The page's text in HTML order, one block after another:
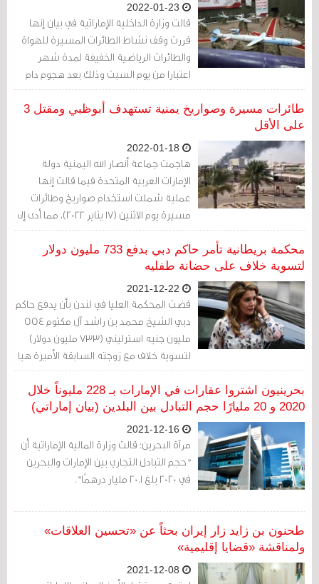
قالت وزارة الداخلية الإماراتية في بيان إنها
قررت وقف نشاط الطائرات المسيرة للهواة
والطائرات الرياضية الخفيفة لمدة شهر
اعتبارا من يوم السبت وذلك بعد هجوم دام
لحركة الحوثي اليمنية على البلاد الأسبوع
الماضي.
طائرات مسيرة وصواريخ يمنية تستهدف أبوظبي ومقتل 3
على الأقل
هاجمت جماعة أنصار الله اليمنية دولة
الإمارات العربية المتحدة فيما قالت إنها
عملية شملت استخدام صواريخ وطائرات
مسيرة يوم الاثنين (17 يناير 2022)، مما أدى إلى
انفجار ثلاث شاحنات لنقل الوقود وأسفر عن
مقتل ثلاثة أشخاص واندلاع حريق قرب مطار
أبوظبي عاصمة الإمارات، مركز التجارة
والسياحة في المنطقة.
محكمة بريطانية تأمر حاكم دبي بدفع 733 مليون دولار
لتسوية خلاف على حضانة طفليه
قضت المحكمة العليا في لندن بأن يدفع حاكم
دبي الشيخ محمد بن راشد آل مكتوم 554
مليون جنيه استرليني (733 مليون دولار)
لتسوية خلاف مع زوجته السابقة الأميرة هيا
بنت الحسين على حضانة طفليهما وهو
مبلغ قياسي في بريطانيا لمثل هذه
التسويات.
بحرينيون اشتروا عقارات في الإمارات بـ 228 مليوناً خلال
2020 و 20 مليارًا حجم التبادل بين البلدين (بيان إماراتي)
مرآة البحرين: قالت وزارة المالية الإماراتية أن
"حجم التبادل التجاري بين الإمارات والبحرين
في 2020 بلغ 20.1 مليار درهمًا".
طحنون بن زايد زار إيران بحثاً عن «تحسين العلاقات»
ولمناقشة «قضايا إقليمية»